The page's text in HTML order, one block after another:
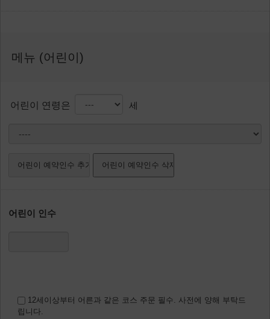
메뉴 (어린이)
어린이 연령은 세
어린이 인수
12세이상부터 어른과 같은 코스 주문 필수. 사전에 양해 부탁드
립니다.